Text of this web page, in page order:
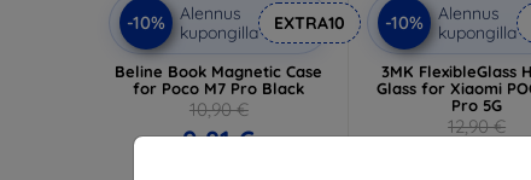
-10%
Alennus
kupongilla
EXTRA10
Beline Book Magnetic Case
for Poco M7 Pro Black
10,90 €
9,81 €
-10%
Alennus
kupongilla
3MK FlexibleGlass
Glass for Xiaomi
Pro 5G
12,90 €